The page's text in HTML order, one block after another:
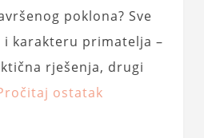
poklona? Sve
karakteru primatelja –
rješenja, drugi
ostatak